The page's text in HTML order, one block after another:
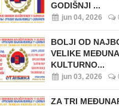
GODIŠNJI ...
jun 04, 2026
BOLJI OD
VELIKE
KULTURNO...
jun 03, 2026
ZA TRI